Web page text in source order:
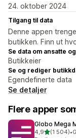
24. oktober 2024
Tilgang til data
Denne appen
butikken. Finn ut
Se data om ansatte
Butikkeier
Se og rediger
Egendefinerte data
Se detaljer
Flere apper
Globo Mega
4,9av 5(1 504)
Totalt 1504 •